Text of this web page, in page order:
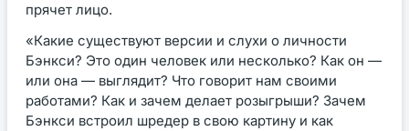
прячет лицо.
«Какие существуют версии и слухи о личности
Бэнкси? Это один человек или несколько? Как он —
или она — выглядит? Что говорит нам своими
работами? Как и зачем делает розыгрыши? Зачем
Бэнкси встроил шредер в свою картину и как